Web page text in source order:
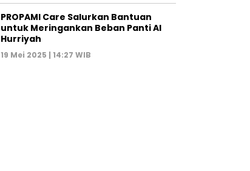
PROPAMI Care Salurkan Bantuan
untuk Meringankan Beban Panti Al
Hurriyah
19 Mei 2025 | 14:27 WIB